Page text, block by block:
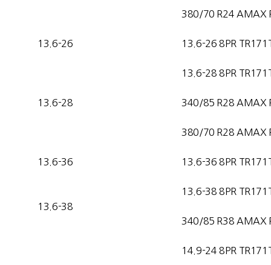
380/70 R24 AMAX
13.6-26 13.6-26 8PR
13.6-28
13.6-28 8PR
340/85 R28 AMAX
380/70 R28 AMAX
13.6-36 13.6-36 8PR
13.6-38
13.6-38 8PR
340/85 R38 AMAX
14.9-24 8PR